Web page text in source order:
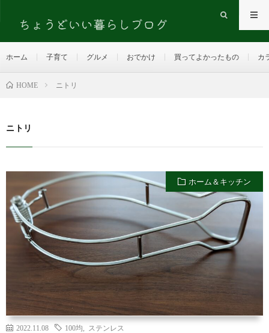
ホーム 子育て グルメ おでかけ 買ってよかったもの カ
HOME ニトリ
ニトリ
ホーム＆キッチン
2022.11.08 100均 ステンレス